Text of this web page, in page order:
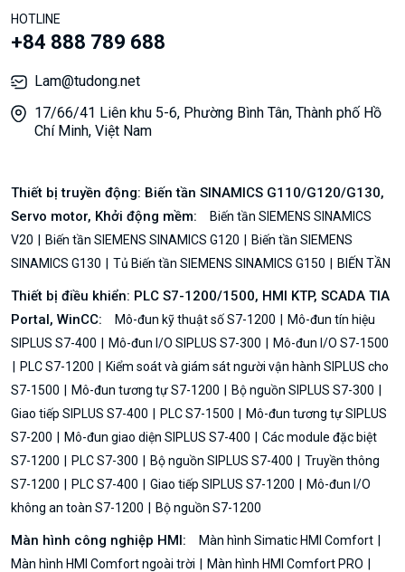
HOTLINE
+84 888 789 688
Lam@tudong.net
17/66/41 Liên khu 5-6, Phường Bình Tân, Thành phố Hồ
Chí Minh, Việt Nam
Thiết bị truyền động: Biến tần SINAMICS G110/G120/G130,
Servo motor, Khởi động mềm:
Biến tần SIEMENS SINAMICS
V20
Biến tần SIEMENS SINAMICS G120
Biến tần SIEMENS
SINAMICS G130
Tủ Biến tần SIEMENS SINAMICS G150 BIẾN TẦN
Thiết bị điều khiển: PLC S7-1200/1500, HMI KTP, SCADA TIA
Portal, WinCC:
Mô-đun kỹ thuật số S7-1200
Mô-đun tín hiệu
SIPLUS S7-400
Mô-đun I/O SIPLUS S7-300
Mô-đun I/O S7-1500
PLC S7-1200
Kiểm soát và giám sát người vận hành SIPLUS cho
S7-1500
Mô-đun tương tự S7-1200
Bộ nguồn SIPLUS S7-300
Giao tiếp SIPLUS S7-400
PLC S7-1500
Mô-đun tương tự SIPLUS
S7-200
Mô-đun giao diện SIPLUS S7-400
Các module đặc biệt
S7-1200
PLC S7-300 Bộ nguồn SIPLUS S7-400
Truyền thông
S7-1200
PLC S7-400 Giao tiếp SIPLUS S7-1200
Mô-đun I/O
không an toàn S7-1200
Bộ nguồn S7-1200
Màn hình công nghiệp HMI:
Màn hình Simatic HMI Comfort
Màn hình HMI Comfort ngoài trời
Màn hình HMI Comfort PRO